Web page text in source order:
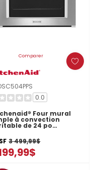
Comparer
0.0
Four mural
à convection
de 24 po
3 499,99$